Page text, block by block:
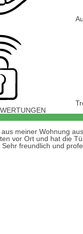
meiner Wohnung
vor Ort und hat die
freundlich und